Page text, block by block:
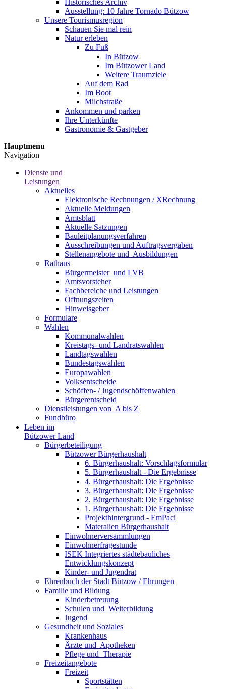
Ausstellung: 10 Jahre Tornado Bützow
Unsere Tourismusregion
Schauen Sie mal rein
Natur erleben
Zu Fuß
In Bützow
Im Bützower Land
Weitere Traumziele
Auf dem Rad
Im Boot
Milchstraße
Ankommen und parken
Ihre Unterkünfte
Gastronomie & Gastgeber
Hauptmenu
Navigation
Dienste und
Leistungen
Aktuelles
Elektronische Rechnungen / XRechnung
Aktuelle Meldungen
Amtsblatt
Aktuelle Satzungen
Bauleitplanungsverfahren
Ausschreibungen und Auftragsvergaben
Stellenangebote und ­­ Ausbildungen
Rathaus
Bürgermeister ­ und LVB
Amtsvorsteher
Fachbereiche und Leistungen
Öffnungszeiten
Hinweisgeber
Formulare
Wahlen
Kommunalwahlen
Kreistags- und Landratswahlen
Landtagswahlen
Bundestagswahlen
Europawahlen
Volksentscheide
Schöffen- / Jugendschöffenwahlen
Bürgerentscheid
Dienst­leistungen ­von ­ ­A bis Z
Fundbüro
Leben im
Bützower Land
Bürgerbeteiligung
Bützower Bürgerhaushalt
6. Bürgerhaushalt: Vorschlagsformular
5. Bürgerhaushalt - Die Ergebnisse
4. Bürgerhaushalt: Die Ergebnisse
3. Bürgerhaushalt: Die Ergebnisse
2. Bürgerhaushalt: Die Ergebnisse
1. Bürgerhaushalt: Die Ergebnisse
Projekthintergrund - EmPaci
Materalien Bürgerhaushalt
Einwohnerversammlungen
Einwohnerfragestunde
ISEK Integriertes städtebauliches
Entwicklungskonzept
Kinder- und Jugendrat
Ehrenbuch der Stadt Bützow / Ehrungen
Familie und Bildung
Kinderbetreuung
Schulen und ­ Weiterbildung
Jugend
Gesundheit und Soziales
Krankenhaus
Ärzte und ­ Apotheken
Pflege und ­ Therapie
Freizeit­angebote
Freizeit
Sportstätten